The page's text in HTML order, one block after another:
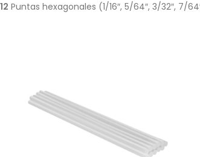
12 Puntas hexagonales (1/16″, 5/64″, 3/32″, 7/